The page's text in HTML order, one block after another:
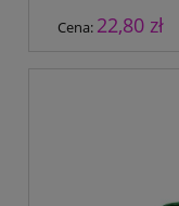
Cena: 22,80 zł